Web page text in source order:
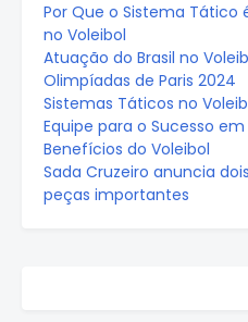
Por Que o Sistema Tático
no Voleibol
Atuação do Brasil no
Olimpíadas de Paris 2024
Sistemas Táticos no
Equipe para o Sucesso
Benefícios do Voleibol
Sada Cruzeiro anuncia
peças importantes